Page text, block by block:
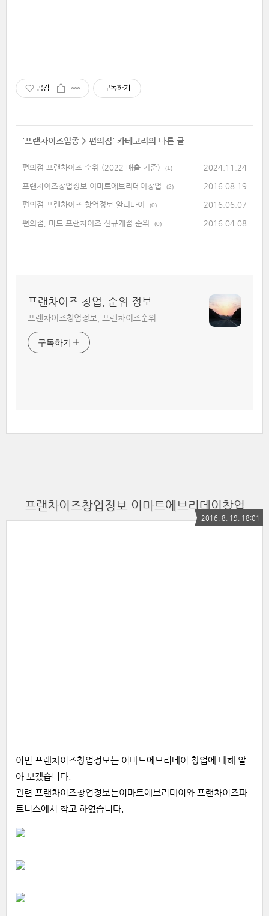
공감 구독하기
'프랜차이즈업종 > 편의점' 카테고리의 다른 글
편의점 프랜차이즈 순위 (2022 매출 기준) (1) 2024.11.24
프랜차이즈창업정보 이마트에브리데이창업 (2) 2016.08.19
편의점 프랜차이즈 창업정보 알리바이 (0) 2016.06.07
편의점, 마트 프랜차이즈 신규개점 순위 (0) 2016.04.08
프랜차이즈 창업, 순위 정보
프랜차이즈창업정보, 프랜차이즈순위
구독하기
프랜차이즈창업정보 이마트에브리데이창업
2016. 8. 19. 18:01
이번 프랜차이즈창업정보는 이마트에브리데이 창업에 대해 알
아 보겠습니다.
관련 프랜차이즈창업정보는이마트에브리데이와 프랜차이즈파
트너스에서 참고 하였습니다.